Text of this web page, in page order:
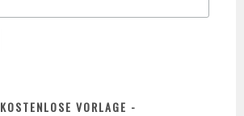
KOSTENLOSE VORLAGE